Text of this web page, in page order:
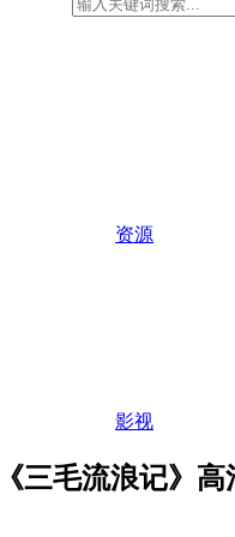
资源
影视
三毛流浪记》高